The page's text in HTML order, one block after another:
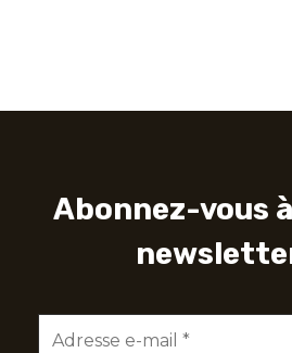
Abonnez-vous